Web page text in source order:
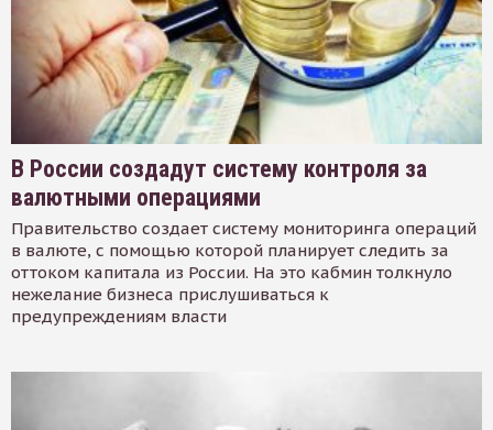
В России создадут систему контроля за
валютными операциями
Правительство создает систему мониторинга операций
в валюте, с помощью которой планирует следить за
оттоком капитала из России. На это кабмин толкнуло
нежелание бизнеса прислушиваться к
предупреждениям власти